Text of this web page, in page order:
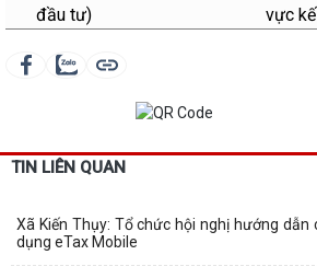
đầu tư)
vực
TIN LIÊN QUAN
Xã Kiến Thụy: Tổ chức hội nghị hướng
dụng eTax Mobile